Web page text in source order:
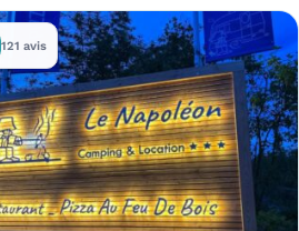
121 avis